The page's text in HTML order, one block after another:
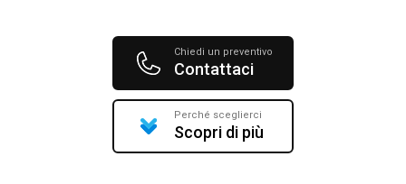
Chiedi un preventivo
Contattaci
Perché sceglierci
Scopri di più